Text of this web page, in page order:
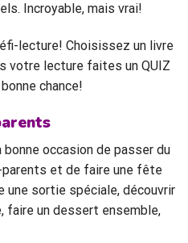
Incroyable, mais vrai!
lecture! Choisissez un livre
votre lecture faites un QUIZ
chance!
occasion de passer du
parents et de faire une fête
une sortie spéciale, découvrir
faire un dessert ensemble,